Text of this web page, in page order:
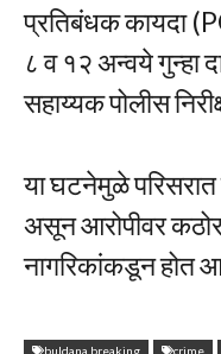
प्रतिबंधक कायदा
८ व १२ अन्वये गुन्हा
सहाय्यक पोलीस
या घटनेमुळे परिसरात
असून आरोपीवर कठोर
नागरिकांकडून होत
buldana breaking crime